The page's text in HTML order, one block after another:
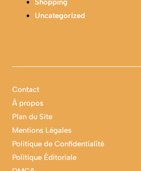
Shopping
Uncategorized
Contact
À propos
Plan du Site
Mentions Légales
Politique de Confidentialité
Politique Éditoriale